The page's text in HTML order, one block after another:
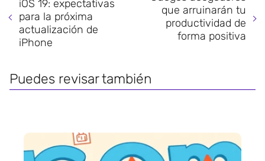
iOS 19: expectativas
para la próxima
actualización de
iPhone
que arruinarán tu
productividad de
forma positiva
Puedes revisar también